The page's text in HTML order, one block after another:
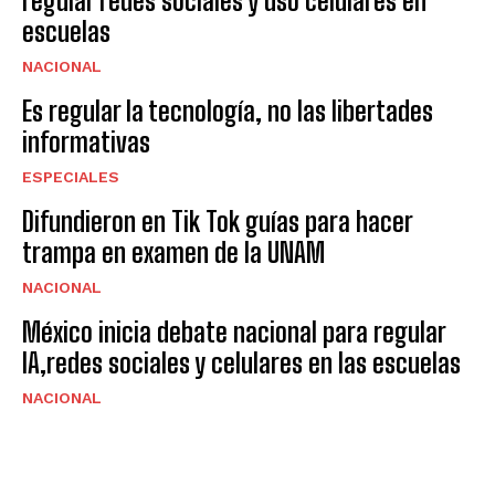
escuelas
NACIONAL
Es regular la tecnología, no las libertades
informativas
ESPECIALES
Difundieron en Tik Tok guías para hacer
trampa en examen de la UNAM
NACIONAL
México inicia debate nacional para regular
IA,redes sociales y celulares en las escuelas
NACIONAL